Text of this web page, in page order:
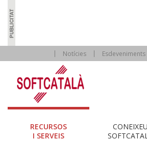
Notícies Esdeveniments
RECURSOS
I SERVEIS
CONEIXEU